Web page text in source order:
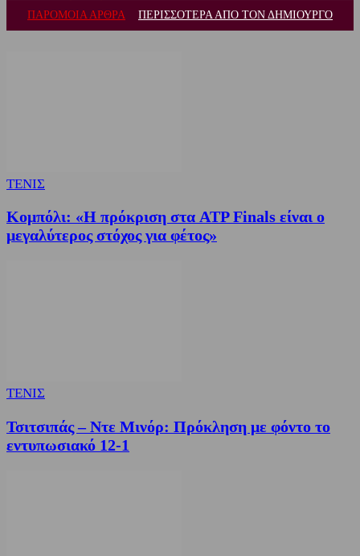
ΠΑΡΟΜΟΙΑ ΑΡΘΡΑ ΠΕΡΙΣΣΟΤΕΡΑ ΑΠΟ ΤΟΝ ΔΗΜΙΟΥΡΓΟ
ΤΕΝΙΣ
Κομπόλι: «Η πρόκριση στα ATP Finals είναι ο
μεγαλύτερος στόχος για φέτος»
ΤΕΝΙΣ
Τσιτσιπάς – Ντε Μινόρ: Πρόκληση με φόντο το
εντυπωσιακό 12-1